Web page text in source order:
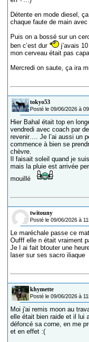
Détente en mode diesel,
chaque faute de main
Puis on a bossé sur un
ben c’est dur
j’avais
mon cerveau était pas
Mercredi on saute, ça ira
tokyo53
Posté le 09/06/2026 à
Hier Bahal était top en
vendredi avec coach par
revenir…. Je l’ai aussi un
commence à bien se
chèvre.
Il faisait soleil quand je
mais la pluie est arrivée
mouillé
twitouny
Posté le 09/06/2026 à
Le maréchale passe ce
Oufff elle n était vraiment
Je l ai fait btouter une
laser sur ses sacro iliaque
khymette
Posté le 09/06/2026 à
Moi j'ai remis moon au
elle était bien raide et il lui
défoncé sa corne, en me
et en effet :(